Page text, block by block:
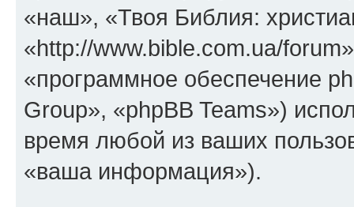
«наш», «Твоя Библия:
«http://www.bible.com.ua/
«программное обеспечение
Group», «phpBB Teams»)
время любой из ваших
«ваша информация»).